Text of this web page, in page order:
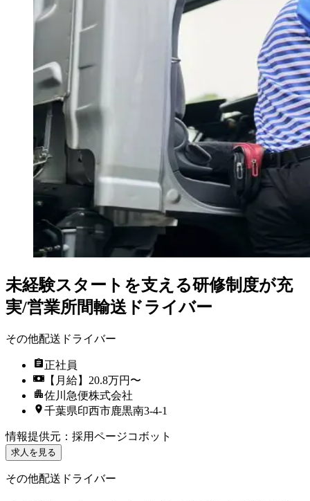
未経験スタートを支える研修制度が充
実/営業所間輸送ドライバー
その他配送ドライバー
正社員
【月給】20.8万円〜
佐川急便株式会社
千葉県印西市鹿黒南3-4-1
情報提供元 ： 採用ページコボット
求人を見る
その他配送ドライバー